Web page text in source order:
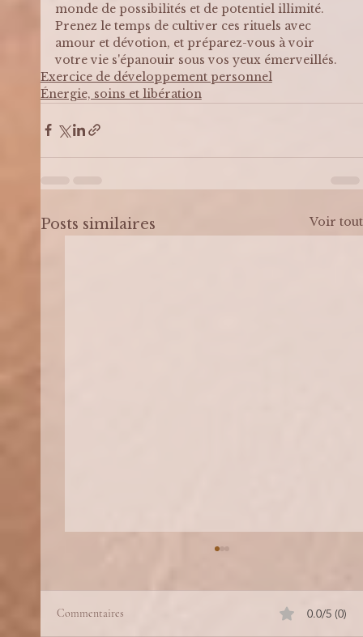
monde de possibilités et de potentiel illimité.
Prenez le temps de cultiver ces rituels avec
amour et dévotion, et préparez-vous à voir
votre vie s'épanouir sous vos yeux émerveillés.
Exercice de développement personnel
Énergie, soins et libération
Posts similaires Voir tout
Commentaires 0.0/5 (0)